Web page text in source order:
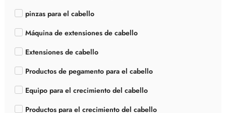
pinzas para el cabello
Máquina de extensiones de cabello
Extensiones de cabello
Productos de pegamento para el cabello
Equipo para el crecimiento del cabello
Productos para el crecimiento del cabello